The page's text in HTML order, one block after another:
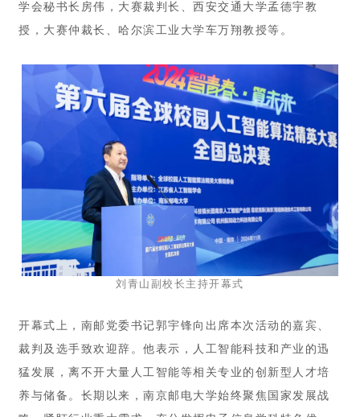
学会秘书长房伟，大赛裁判长、西安交通大学孟德宇教
授，大赛仲裁长、哈尔滨工业大学车万翔教授等。
刘青山副校长主持开幕式
开幕式上，南邮党委书记郭宇锋向出席本次活动的嘉宾、
裁判及选手致欢迎辞。他表示，人工智能科技和产业的迅
猛发展，离不开大量人工智能等相关专业的创新型人才培
养与储备。长期以来，南京邮电大学始终聚焦国家发展战